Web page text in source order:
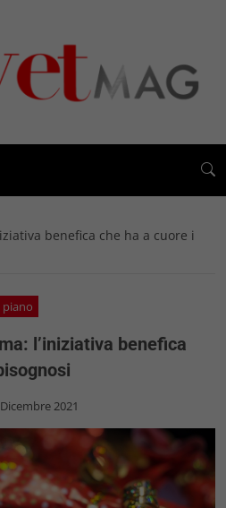
benefica che ha a cuore i
piano
l’iniziativa benefica
2021